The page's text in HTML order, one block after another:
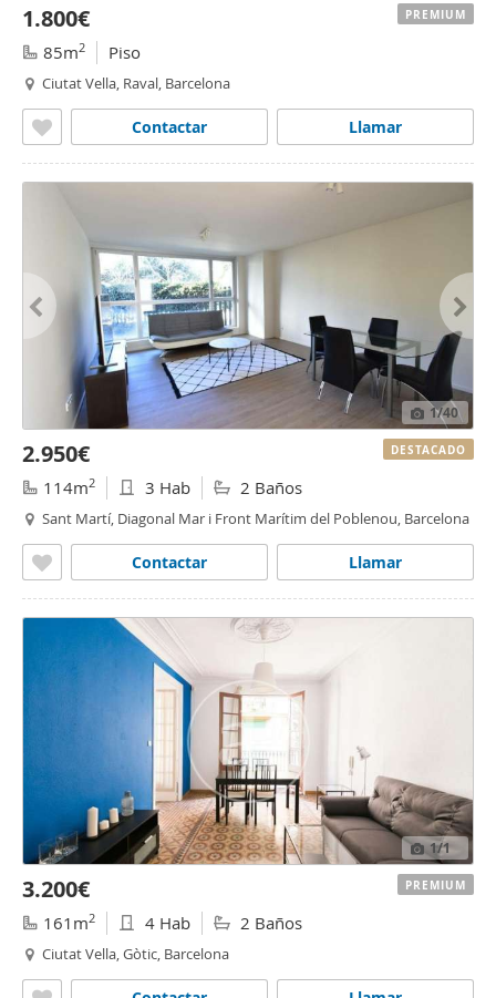
1.800€
85m2 Piso
Ciutat Vella, Raval, Barcelona
Llamar
Contactar
PREMIUM
1/40
2.950€
114m2 3 Hab 2 Baños
Sant Martí, Diagonal Mar i Front Marítim del Poblenou, Barcelona
Llamar
Contactar
DESTACADO
1/1
3.200€
161m2 4 Hab 2 Baños
Ciutat Vella, Gòtic, Barcelona
PREMIUM